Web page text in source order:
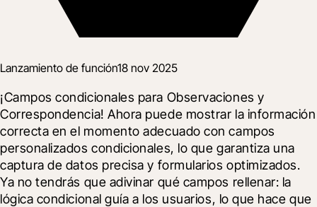
Lanzamiento de función18 nov 2025
¡Campos condicionales para Observaciones y
Correspondencia! Ahora puede mostrar la información
correcta en el momento adecuado con campos
personalizados condicionales, lo que garantiza una
captura de datos precisa y formularios optimizados.
Ya no tendrás que adivinar qué campos rellenar: la
lógica condicional guía a los usuarios, lo que hace que